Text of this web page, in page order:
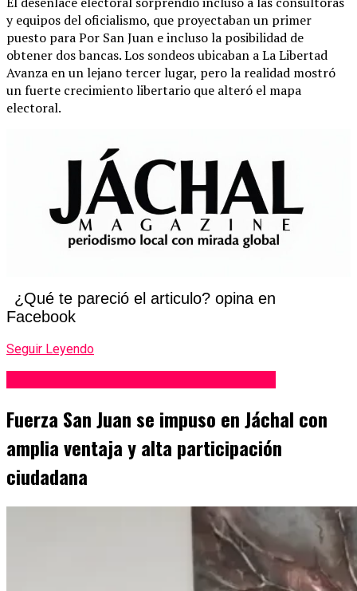
y equipos del oficialismo, que proyectaban un primer
puesto para Por San Juan e incluso la posibilidad de
obtener dos bancas. Los sondeos ubicaban a La Libertad
Avanza en un lejano tercer lugar, pero la realidad mostró
un fuerte crecimiento libertario que alteró el mapa
electoral.
¿Qué te pareció el articulo? opina en
Facebook
Seguir Leyendo
Fuerza San Juan se impuso en Jáchal con
amplia ventaja y alta participación
ciudadana